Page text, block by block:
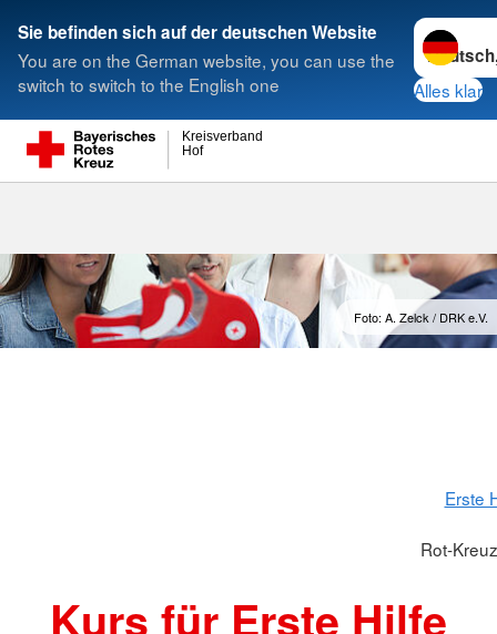
Sie befinden sich auf der deutschen Website
You are on the German website, you can use the
switch to switch to the English one
Sprache
Alles klar
Hof
Kreisverband
Suche
Foto: A. Zelck / DRK e.V.
Erste
Rot-
Kurs für Erste Hilfe